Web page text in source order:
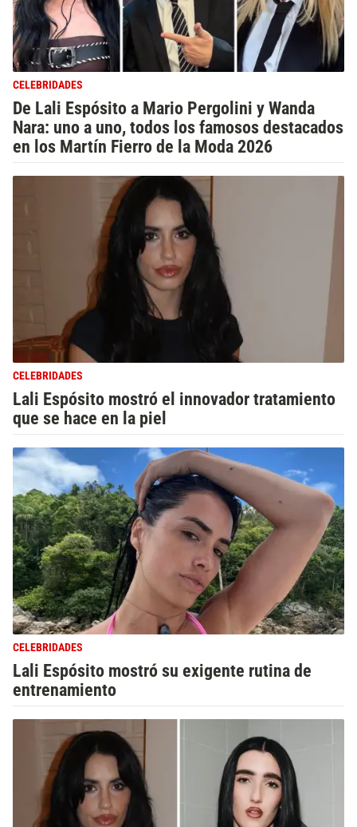
CELEBRIDADES
De Lali Espósito a Mario Pergolini y Wanda
Nara: uno a uno, todos los famosos destacados
en los Martín Fierro de la Moda 2026
CELEBRIDADES
Lali Espósito mostró el innovador tratamiento
que se hace en la piel
CELEBRIDADES
Lali Espósito mostró su exigente rutina de
entrenamiento